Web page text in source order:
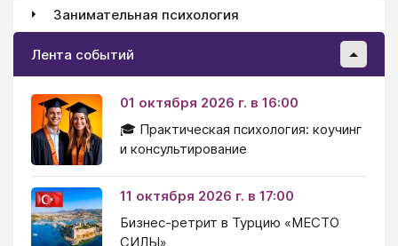
Занимательная психология
Лента событий
01 октября 2026 г. в 16:00
🎓 Практическая психология: коучинг
и консультирование
11 октября 2026 г. в 17:00
Бизнес-ретрит в Турцию «МЕСТО
СИЛЫ»